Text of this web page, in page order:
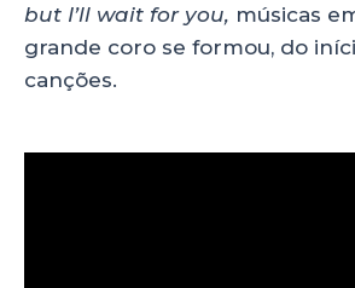
but I’ll wait for you, músicas
grande coro se formou, do
canções.